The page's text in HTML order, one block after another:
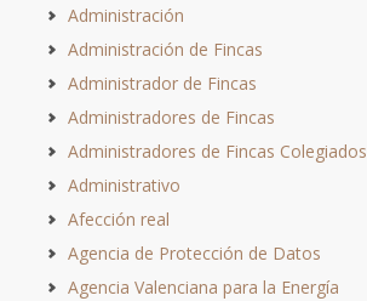
Administración
Administración de Fincas
Administrador de Fincas
Administradores de Fincas
Administradores de Fincas Colegiados
Administrativo
Afección real
Agencia de Protección de Datos
Agencia Valenciana para la Energía